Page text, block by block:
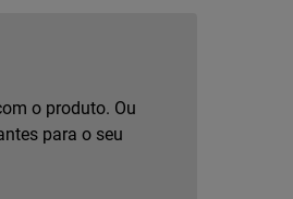
o produto. Ou
para o seu